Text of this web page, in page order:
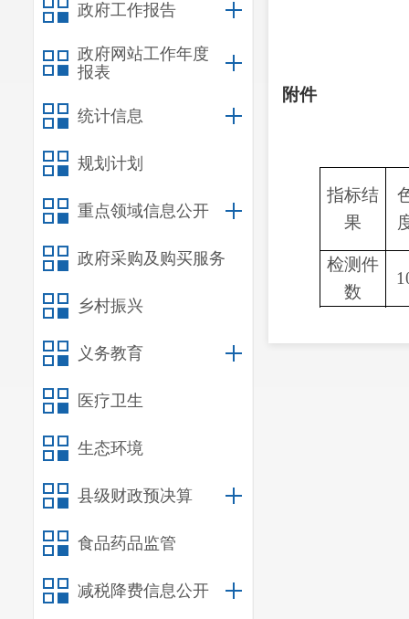
政府工作报告
政府网站工作年度
报表
统计信息
规划计划
重点领域信息公开
政府采购及购买服务
乡村振兴
义务教育
医疗卫生
生态环境
县级财政预决算
食品药品监管
减税降费信息公开
附件
指标结
果
检测件
数
数